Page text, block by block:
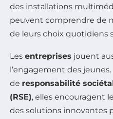
des installations
peuvent comprendre de
de leurs choix quotidiens
Les entreprises jouent
l’engagement des
de responsabilité
(RSE), elles encouragent
des solutions innovantes